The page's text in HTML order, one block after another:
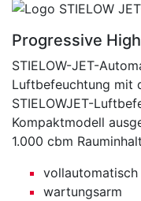
Progressive
STIELOW-JET-
Luftbefeuchtung mit
STIELOWJET-
Kompaktmodell
1.000 cbm
vollautomatisch
wartungsarm